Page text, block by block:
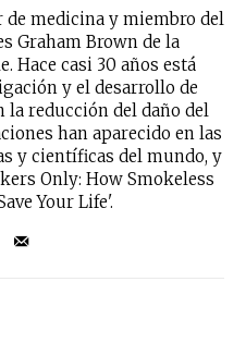
de medicina y miembro del
Graham Brown de la
Hace casi 30 años está
y el desarrollo de
reducción del daño del
han aparecido en las
y científicas del mundo, y
Only: How Smokeless
Your Life'.